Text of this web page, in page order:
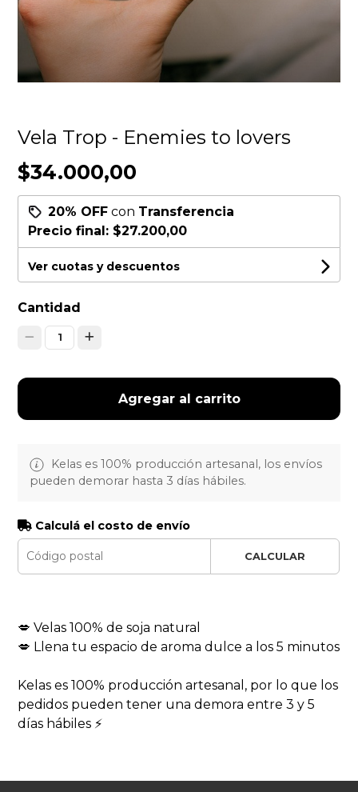
Vela Trop - Enemies to lovers
$34.000,00
20% OFF con Transferencia
Precio final: $27.200,00
Ver cuotas y descuentos
Cantidad
1
Agregar al carrito
Kelas es 100% producción artesanal, los envíos
pueden demorar hasta 3 días hábiles.
Calculá el costo de envío
CALCULAR
💋 Velas 100% de soja natural
💋 Llena tu espacio de aroma dulce a los 5 minutos
Kelas es 100% producción artesanal, por lo que los
pedidos pueden tener una demora entre 3 y 5
días hábiles ⚡